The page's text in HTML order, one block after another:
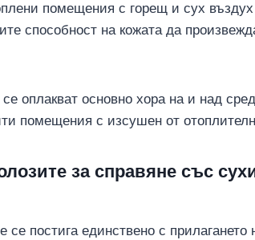
помещения с горещ и сух въздух
способност на кожата да
оплакват основно хора на и над
помещения с изсушен от
за справяне със
постига единствено с